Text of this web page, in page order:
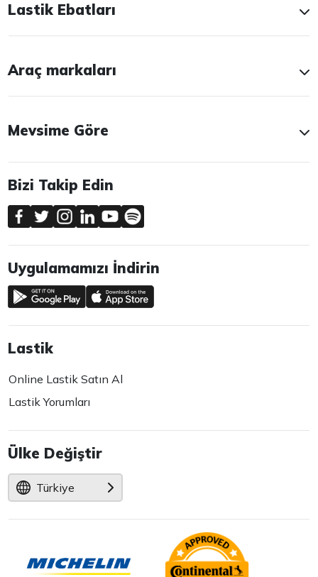
Lastik Ebatları
Araç markaları
Mevsime Göre
Bizi Takip Edin
Uygulamamızı İndirin
Lastik
Online Lastik Satın Al
Lastik Yorumları
Ülke Değiştir
Türkiye